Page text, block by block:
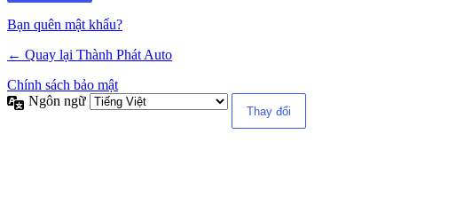
Bạn quên mật khẩu?
← Quay lại Thành Phát Auto
Chính sách bảo mật
Ngôn ngữ